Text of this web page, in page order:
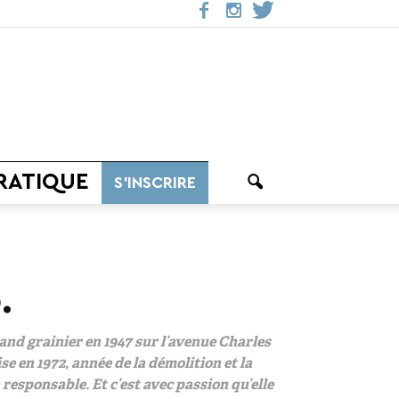
S’INSCRIRE
grainier en 1947 sur l’avenue Charles
en 1972, année de la démolition et la
Et c’est avec passion qu’elle